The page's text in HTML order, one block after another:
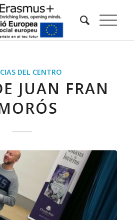
DEL CENTRO
JUAN FRAN